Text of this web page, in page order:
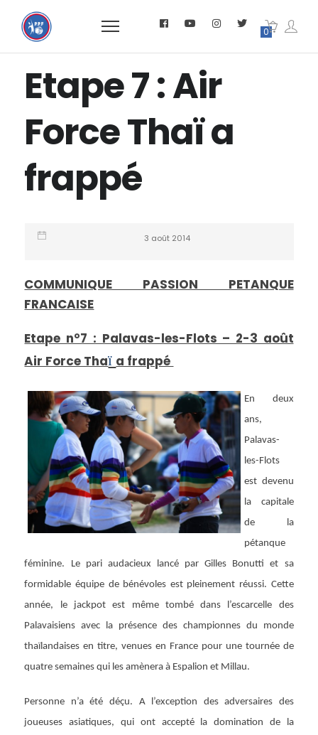
0
Etape 7 : Air
Force Thaï a
frappé
3 août 2014
COMMUNIQUE PASSION PETANQUE
FRANCAISE
Etape n°7 : Palavas-les-Flots – 2-3 août
Air Force Thaï a frappé
En deux
ans,
Palavas-
les-Flots
est devenu
la capitale
de la
pétanque
féminine. Le pari audacieux lancé par Gilles Bonutti et sa
formidable équipe de bénévoles est pleinement réussi. Cette
année, le jackpot est même tombé dans l’escarcelle des
Palavaisiens avec la présence des championnes du monde
thaïlandaises en titre, venues en France pour une tournée de
quatre semaines qui les amènera à Espalion et Millau.
Personne n’a été déçu. A l’exception des adversaires des
joueuses asiatiques, qui ont accepté la domination de la